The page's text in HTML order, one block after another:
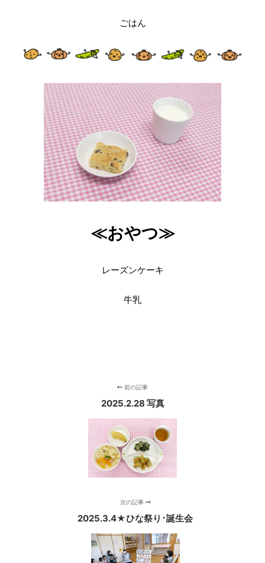
ごはん
≪おやつ≫
レーズンケーキ
牛乳
前の記事
2025.2.28 写真
次の記事
2025.3.4★ひな祭り･誕生会